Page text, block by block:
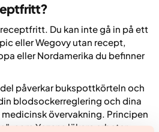
Du kan inte gå in på ett
eller Wegovy utan recept,
eller Nordamerika du befinner
påverkar bukspottkörteln och
blodsockerreglering och dina
övervakning. Principen
som Yazens läkare arbetar